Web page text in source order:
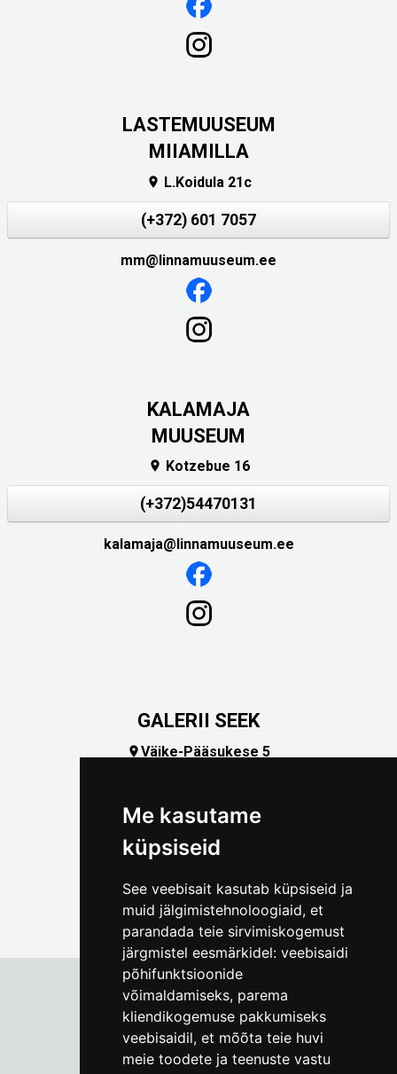
Me kasutame
küpsiseid
See veebisait kasutab küpsiseid ja
muid jälgimistehnoloogiaid, et
parandada teie sirvimiskogemust
järgmistel eesmärkidel: veebisaidi
põhifunktsioonide
võimaldamiseks, parema
kliendikogemuse pakkumiseks
veebisaidil, et mõõta teie huvi
meie toodete ja teenuste vastu
LASTEMUUSEUM
MIIAMILLA
 L.Koidula 21c
(+372) 601 7057
mm@linnamuuseum.ee
KALAMAJA
MUUSEUM
 Kotzebue 16
(+372)54470131
kalamaja@linnamuuseum.ee
GALERII SEEK
Väike-Pääsukese 5
Tallinna Linnamuuseum
Vene 17